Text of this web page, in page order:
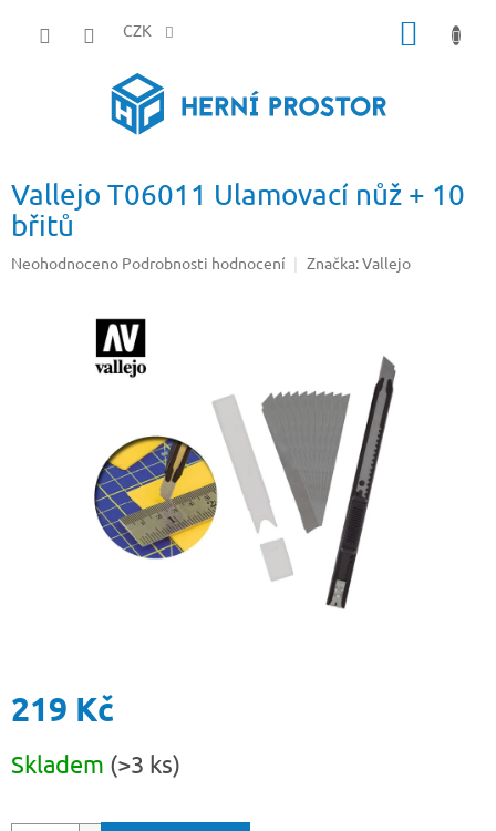
CZK
Vallejo T06011 Ulamovací nůž + 10
břitů
Průměrné
Neohodnoceno Podrobnosti hodnocení Značka:Vallejo
219 Kč
cena:
Skladem (>3 ks)